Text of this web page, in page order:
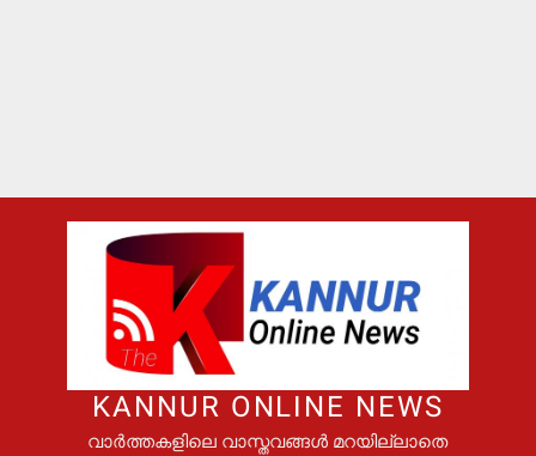
KANNUR ONLINE NEWS
വാർത്തകളിലെ വാസ്തവങ്ങൾ മറയില്ലാതെ